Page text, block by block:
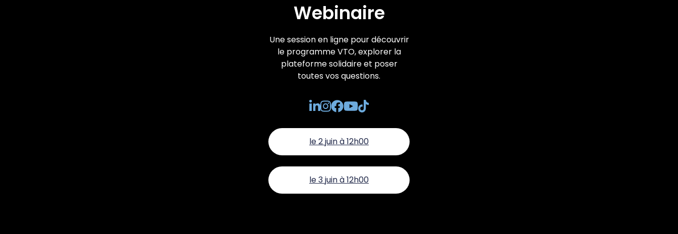
Webinaire
Une session en ligne pour découvrir
le programme VTO, explorer la
plateforme solidaire et poser
toutes vos questions.
le 2 juin à 12h00
le 3 juin à 12h00